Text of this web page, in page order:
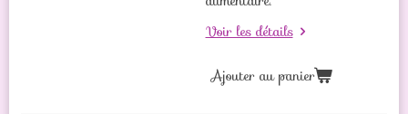
Voir les détails
Ajouter au panier